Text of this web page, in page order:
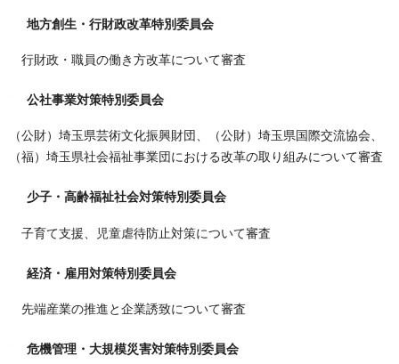
地方創生・行財政改革特別委員会
行財政・職員の働き方改革について審査
公社事業対策特別委員会
（公財）埼玉県芸術文化振興財団、（公財）埼玉県国際交流協会、
（福）埼玉県社会福祉事業団における改革の取り組みについて審査
少子・高齢福祉社会対策特別委員会
子育て支援、児童虐待防止対策について審査
経済・雇用対策特別委員会
先端産業の推進と企業誘致について審査
危機管理・大規模災害対策特別委員会